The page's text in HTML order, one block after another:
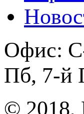
Офис:
Пб, 7-й
© 2018,